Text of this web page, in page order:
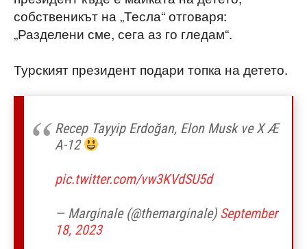
собственикът на „Тесла“ отговаря:
„Разделени сме, сега аз го гледам“.
Турският президент подари топка на детето.
Recep Tayyip Erdoğan, Elon Musk ve X Æ
A-12
pic.twitter.com/vw3KVdSU5d
— Marginale (@themarginale) September
18, 2023